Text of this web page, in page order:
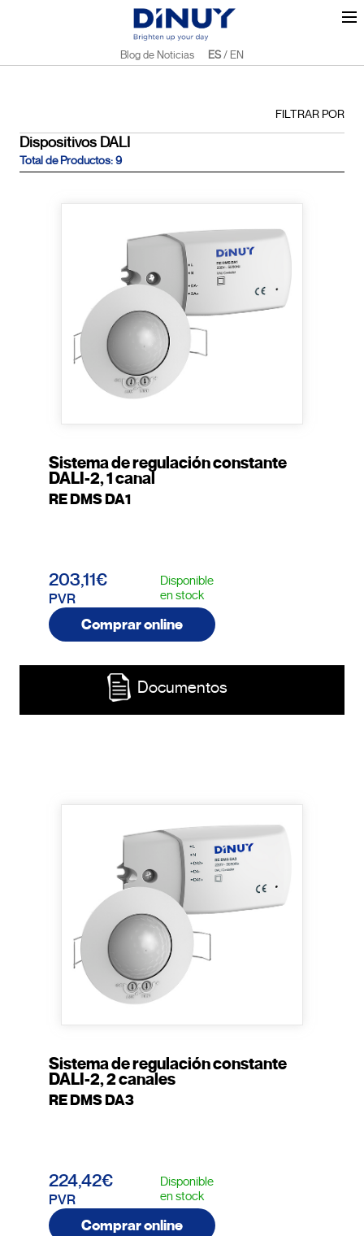
Blog de Noticias ES/ EN
FILTRAR POR
Dispositivos DALI
Total de Productos: 9
Sistema de regulación constante
DALI-2, 1 canal
RE DMS DA1
203,11€
PVR
Disponible
en stock
Comprar online
Documentos
Sistema de regulación constante
DALI-2, 2 canales
RE DMS DA3
224,42€
PVR
Disponible
en stock
Comprar online